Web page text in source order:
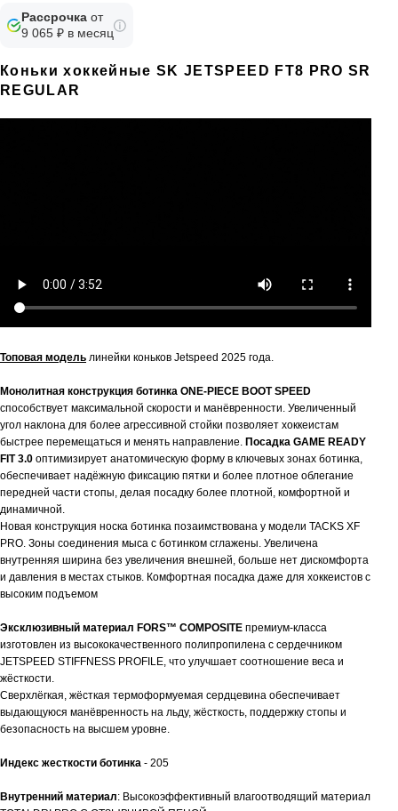
Рассрочка от
9 065 ₽ в месяц
Коньки хоккейные SK JETSPEED FT8 PRO SR
REGULAR
Топовая модель линейки коньков Jetspeed 2025 года.
Монолитная конструкция ботинка ONE-PIECE BOOT SPEED
способствует максимальной скорости и манёвренности. Увеличенный
угол наклона для более агрессивной стойки позволяет хоккеистам
быстрее перемещаться и менять направление. Посадка GAME READY
FIT3.0 оптимизирует анатомическую форму в ключевых зонах ботинка,
обеспечивает надёжную фиксацию пятки и более плотное облегание
передней части стопы, делая посадку более плотной, комфортной и
динамичной.
Новая конструкция носка ботинка позаимствована у модели TACKS XF
PRO. Зоны соединения мыса с ботинком сглажены. Увеличена
внутренняя ширина без увеличения внешней, больше нет дискомфорта
и давления в местах стыков. Комфортная посадка даже для хоккеистов с
высоким подъемом
Эксклюзивный материал FORS™ COMPOSITE премиум-класса
изготовлен из высококачественного полипропилена с сердечником
JETSPEED STIFFNESS PROFILE, что улучшает соотношение веса и
жёсткости.
Сверхлёгкая, жёсткая термоформуемая сердцевина обеспечивает
выдающуюся манёвренность на льду, жёсткость, поддержку стопы и
безопасность на высшем уровне.
Индекс жесткости ботинка - 205
Внутренний материал: Высокоэффективный влагоотводящий материал